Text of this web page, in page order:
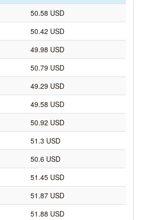
50.58 USD
50.42 USD
49.98 USD
50.79 USD
49.29 USD
49.58 USD
50.92 USD
51.3 USD
50.6 USD
51.45 USD
51.87 USD
51.88 USD